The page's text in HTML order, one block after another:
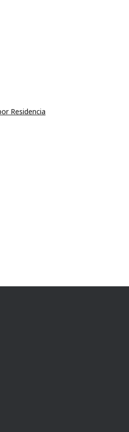
Residencia